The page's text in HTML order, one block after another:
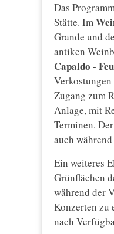
Das
Stätte. Im
Grande und
antiken
Capaldo -
Zugang zum
Anlage, mit
Terminen.
auch
Ein weiteres
Grünflächen
während der
Konzerten zu
nach